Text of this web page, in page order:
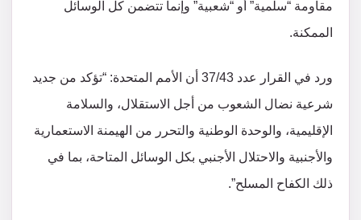
مقاومة “سلمية” أو “شعبية” وإنما تتضمن كل الوسائل
الممكنة.
ورد في القرار عدد 37/43 أن الأمم المتحدة: “تؤكد من جديد
شرعية نضال الشعوب من أجل الاستقلال، والسلامة
الإقليمية، والوحدة الوطنية والتحرر من الهيمنة الاستعمارية
والأجنبية والاحتلال الأجنبي بكل الوسائل المتاحة، بما في
ذلك الكفاح المسلح”.